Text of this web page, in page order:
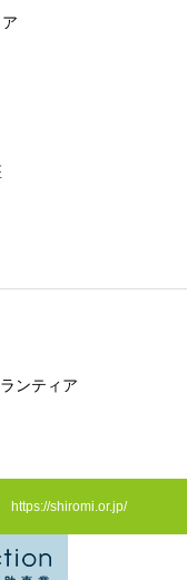
ンティア
shiromi.or.jp/